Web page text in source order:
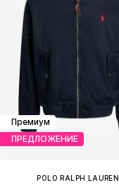
Премиум
ПРЕДЛОЖЕНИЕ
POLO RALPH LAUREN